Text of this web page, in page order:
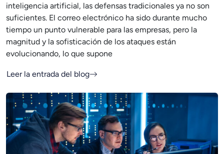
inteligencia artificial, las defensas tradicionales ya no son
suficientes. El correo electrónico ha sido durante mucho
tiempo un punto vulnerable para las empresas, pero la
magnitud y la sofisticación de los ataques están
evolucionando, lo que supone
Leer la entrada del blog